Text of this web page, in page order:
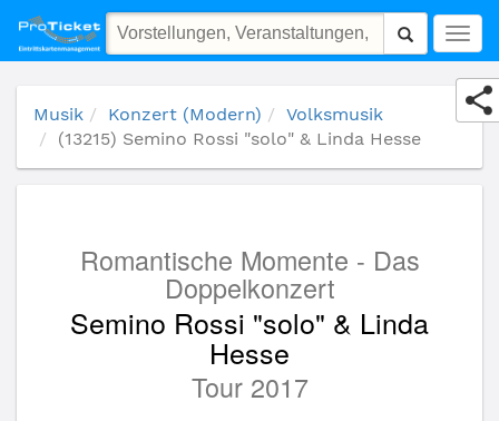
(13215) Semino Rossi "solo" & Linda Hesse
Musik Konzert (Modern)
Volksmusik
(13215) Semino Rossi "solo" & Linda Hesse
Romantische Momente - Das
Doppelkonzert
Semino Rossi "solo" & Linda
Hesse
Tour 2017